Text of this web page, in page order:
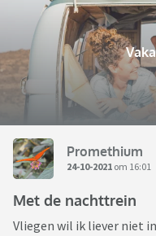
Promethium
24-10-2021 om 16:01
Met de nachttrein
Vliegen wil ik liever niet